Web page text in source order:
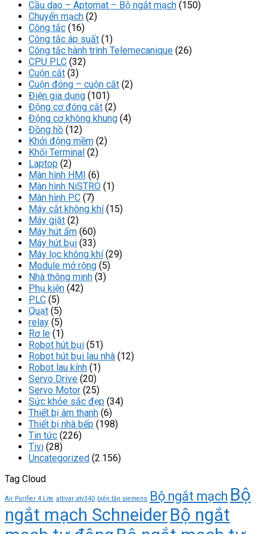
Cầu dao – Aptomat – Bộ ngắt mạch (150)
Chuyển mạch (2)
Công tắc (16)
Công tắc áp suất (1)
Công tắc hành trình Telemecanique (26)
CPU PLC (32)
Cuộn cắt (3)
Cuộn đóng – cuộn cắt (2)
Điện gia dụng (101)
Động cơ đóng cắt (2)
Động cơ không khung (4)
Đồng hồ (12)
Khởi động mềm (2)
Khối Terminal (2)
Laptop (2)
Màn hình HMI (6)
Màn hình NiSTRO (1)
Màn hình PC (7)
Máy cắt không khí(15)
Máy giặt (2)
Máy hút ẩm (60)
Máy hút bụi (33)
Máy lọc không khí(29)
Module mở rộng (5)
Nhà thông minh (3)
Phụ kiện (42)
PLC (5)
Quạt (5)
relay (5)
Rơ le (1)
Robot hút bụi (51)
Robot hút bụi lau nhà (12)
Robot lau kính (1)
Servo Drive (20)
Servo Motor (25)
Sức khỏe sắc đẹp (34)
Thiết bị âm thanh (6)
Thiết bị nhà bếp (198)
Tin tức (226)
Tivi (28)
Uncategorized (2.156)
Tag Cloud
Air Purifier 4 Lite altivar atv340 biến tần siemens Bộ ngắt mạch Bộ
ngắt mạch SchneiderBộ ngắt